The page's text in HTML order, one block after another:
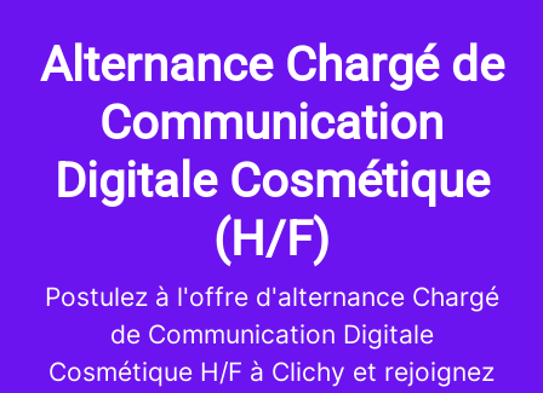
Alternance Chargé de
Communication
Digitale Cosmétique
(H/F)
Postulez à l'offre d'alternance Chargé
de Communication Digitale
Cosmétique H/F à Clichy et rejoignez